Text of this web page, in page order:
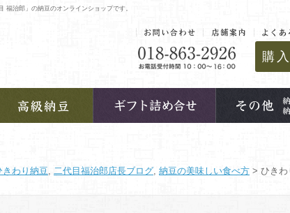
福治郎」の納豆のオンラインショップです。
購
きわり納豆, 二代目福治郎店長ブログ, 納豆の美味しい食べ方 > ひき